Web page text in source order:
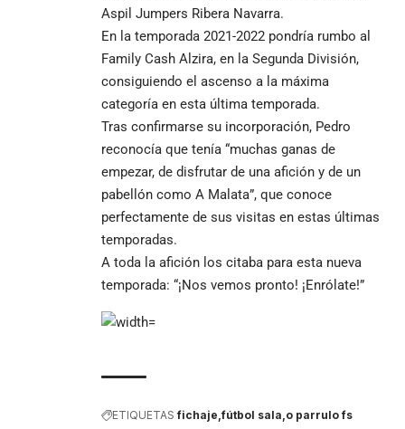
Aspil Jumpers Ribera Navarra.
En la temporada 2021-2022 pondría rumbo al
Family Cash Alzira, en la Segunda División,
consiguiendo el ascenso a la máxima
categoría en esta última temporada.
Tras confirmarse su incorporación, Pedro
reconocía que tenía “muchas ganas de
empezar, de disfrutar de una afición y de un
pabellón como A Malata”, que conoce
perfectamente de sus visitas en estas últimas
temporadas.
A toda la afición los citaba para esta nueva
temporada: “¡Nos vemos pronto! ¡Enrólate!”
ETIQUETAS fichaje fútbol sala o parrulo fs